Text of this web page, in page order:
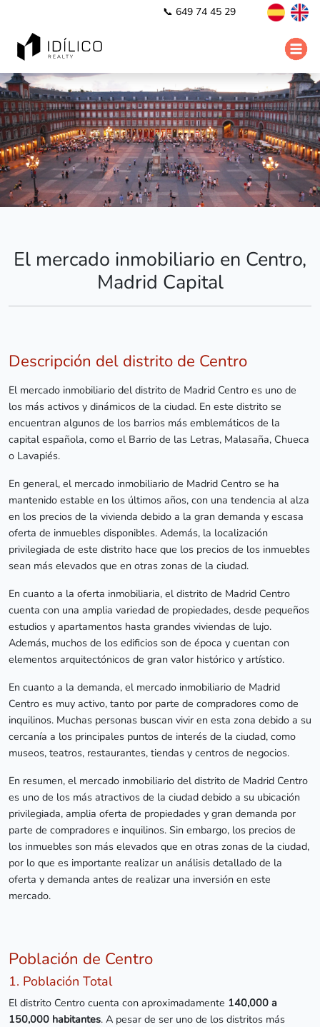
📞 649 74 45 29
El mercado inmobiliario en Centro,
Madrid Capital
Descripción del distrito de Centro
El mercado inmobiliario del distrito de Madrid Centro es uno de
los más activos y dinámicos de la ciudad. En este distrito se
encuentran algunos de los barrios más emblemáticos de la
capital española, como el Barrio de las Letras, Malasaña, Chueca
o Lavapiés.
En general, el mercado inmobiliario de Madrid Centro se ha
mantenido estable en los últimos años, con una tendencia al alza
en los precios de la vivienda debido a la gran demanda y escasa
oferta de inmuebles disponibles. Además, la localización
privilegiada de este distrito hace que los precios de los inmuebles
sean más elevados que en otras zonas de la ciudad.
En cuanto a la oferta inmobiliaria, el distrito de Madrid Centro
cuenta con una amplia variedad de propiedades, desde pequeños
estudios y apartamentos hasta grandes viviendas de lujo.
Además, muchos de los edificios son de época y cuentan con
elementos arquitectónicos de gran valor histórico y artístico.
En cuanto a la demanda, el mercado inmobiliario de Madrid
Centro es muy activo, tanto por parte de compradores como de
inquilinos. Muchas personas buscan vivir en esta zona debido a su
cercanía a los principales puntos de interés de la ciudad, como
museos, teatros, restaurantes, tiendas y centros de negocios.
En resumen, el mercado inmobiliario del distrito de Madrid Centro
es uno de los más atractivos de la ciudad debido a su ubicación
privilegiada, amplia oferta de propiedades y gran demanda por
parte de compradores e inquilinos. Sin embargo, los precios de
los inmuebles son más elevados que en otras zonas de la ciudad,
por lo que es importante realizar un análisis detallado de la
oferta y demanda antes de realizar una inversión en este
mercado.
Población de Centro
1. Población Total
El distrito Centro cuenta con aproximadamente 140,000 a
150,000 habitantes. A pesar de ser uno de los distritos más